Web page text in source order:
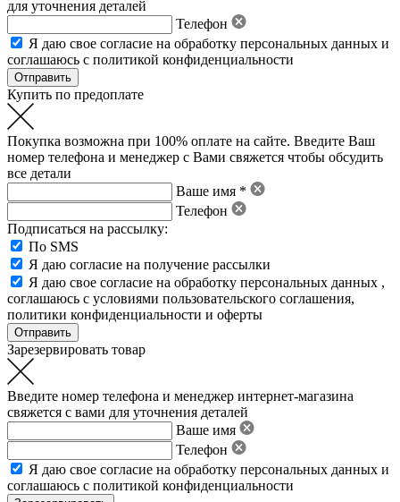
для уточнения деталей
Телефон
Я даю свое согласие на обработку персональных данных и
соглашаюсь с политикой конфиденциальности
Купить по предоплате
Покупка возможна при 100% оплате на сайте. Введите Ваш
номер телефона и менеджер с Вами свяжется чтобы обсудить
все детали
Ваше имя *
Телефон
Подписаться на рассылку:
По SMS
Я даю согласие на получение рассылки
Я даю свое согласие на обработку персональных данных ,
соглашаюсь с условиями пользовательского соглашения,
политики конфиденциальности и оферты
Зарезервировать товар
Введите номер телефона и менеджер интернет-магазина
свяжется с вами для уточнения деталей
Ваше имя
Телефон
Я даю свое согласие на обработку персональных данных и
соглашаюсь с политикой конфиденциальности